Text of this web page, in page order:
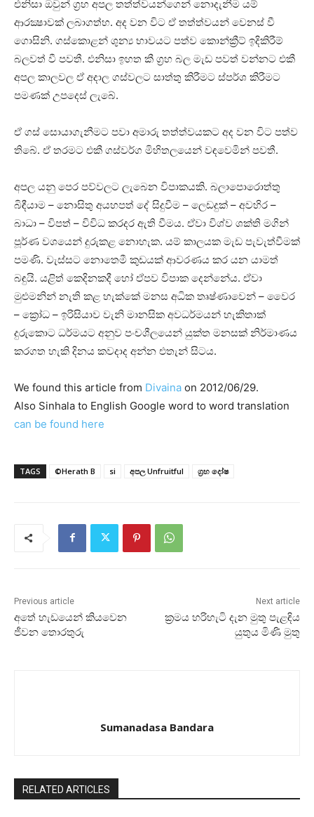
එනිසා ඔවුන් ග්‍රහ අපල තත්ත්වයන්ගෙන් නොදැනීම යම්
ආරක්‍ෂාවක්‌ ලබාගත්හ. අද වන විට ඒ තත්ත්වයන් වෙනස්‌ වී
ගොසිනි. ගස්‌කොළන් ශුන්‍ය භාවයට පත්ව කොන්ක්‍රීට්‌ ඉදිකිරීම්
බලවත් වී පවතී. එනිසා ඉහත කී ග්‍රහ බල මැඩ පවත් වන්නට එකී
අපල කාලවල ඒ අදාල ගස්‌වලට සාත්තු කිරීමට ස්‌පර්ශ කිරීමට
පමණක්‌ උපදෙස්‌ ලැබේ.
ඒ ගස්‌ සොයාගැනීමට පවා අමාරු තත්ත්වයකට අද වන විට පත්ව
තිබේ. ඒ තරමට එකී ගස්‌වර්ග මිහිතලයෙන් වඳවෙමින් පවතී.
අපල යනු පෙර පව්වලට ලැබෙන විපාකයකි. බලාපොරොත්තු
බිඳීයාම – නොසිතු අයහපත් දේ සිදුවීම – ලෙඩදුක්‌ – අවහිර –
බාධා – විපත් – විවිධ කරදර ඇති වීමය. ඒවා විශ්ව ශක්‌ති මගින්
පූර්ණ වශයෙන් දුරුකළ නොහැක. යම් කාලයක මැඩ පැවැත්වීමක්‌
පමණි. වැස්‌සට නොතෙමී කුඩයක්‌ ආවරණය කර යන යාමත්
බඳුයි. යළිත් කෙදිනකදී හෝ ඒපව විපාක දෙන්නේය. ඒවා
මුළුමනින් නැති කළ හැක්‌කේ මනස අධික තෘෂ්ණාවෙන් – වෛර
– ක්‍රෝධ – ඉරිසියාව වැනි මානසික අවධර්මයන් හැකිතාක්‌
දුරුකොට ධර්මයට අනුව පංචශීලයෙන් යුක්‌ත මනසක්‌ නිර්මාණය
කරගත හැකි දිනය කවදාද අන්න එතැන් සිටය.
We found this article from Divaina on 2012/06/29.
Also Sinhala to English Google word to word translation
can be found here
TAGS ©Herath B si අපල Unfruitful ග්‍රහ දෝෂ
Previous article
අතේ හැඩයෙන් කියවෙන
ජීවන තොරතුරු
Next article
ක්‍රමය හරිහැටි දැන මුතු පැළඳිය
යුතුය මිණි මුතු
Sumanadasa Bandara
RELATED ARTICLES